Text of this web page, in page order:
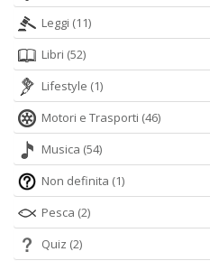
Leggi (11)
Libri (52)
Lifestyle (1)
Motori e Trasporti (46)
Musica (54)
Non definita (1)
Pesca (2)
Quiz (2)